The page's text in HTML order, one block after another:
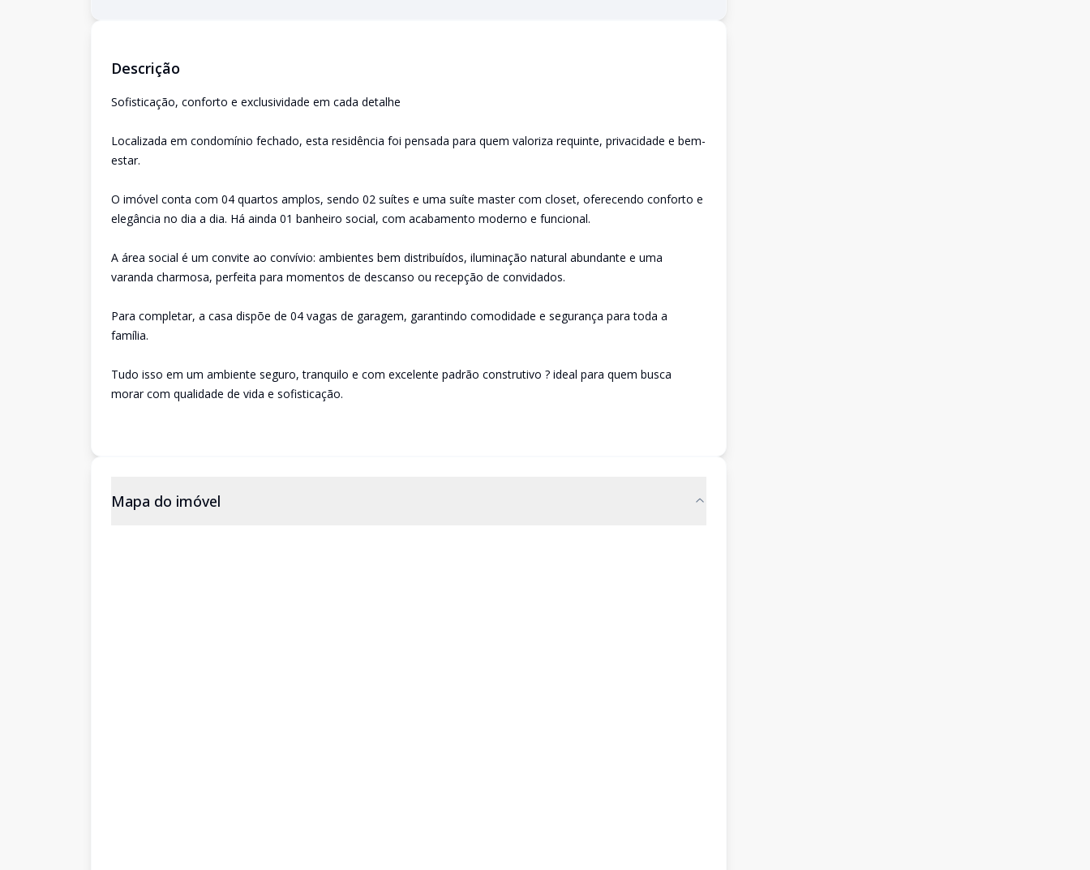
Descrição
Sofisticação, conforto e exclusividade em cada detalhe
Localizada em condomínio fechado, esta residência foi pensada para quem valoriza requinte, privacidade e bem-
estar.
O imóvel conta com 04 quartos amplos, sendo 02 suítes e uma suíte master com closet, oferecendo conforto e
elegância no dia a dia. Há ainda 01 banheiro social, com acabamento moderno e funcional.
A área social é um convite ao convívio: ambientes bem distribuídos, iluminação natural abundante e uma
varanda charmosa, perfeita para momentos de descanso ou recepção de convidados.
Para completar, a casa dispõe de 04 vagas de garagem, garantindo comodidade e segurança para toda a
família.
Tudo isso em um ambiente seguro, tranquilo e com excelente padrão construtivo ? ideal para quem busca
morar com qualidade de vida e sofisticação.
Mapa do imóvel